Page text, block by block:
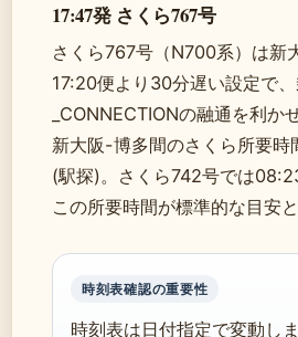
17:47発 さくら767号
さくら767号（N700系）は新
17:20便より30分遅い設定で
_CONNECTIONの融通を利
新大阪-博多間のさくら所要
(駅探)。さくら742号では
この所要時間が標準的な目安と
時刻表確認の重要性
時刻表は日付指定で変動し